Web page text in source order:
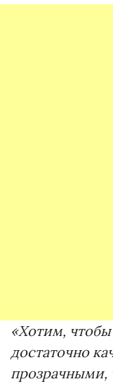
«Хотим,
достаточно
прозрачными,